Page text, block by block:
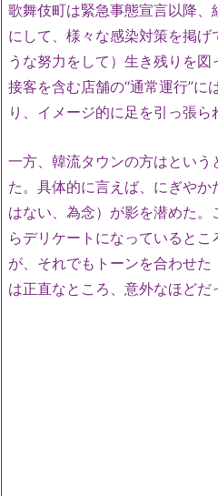
歌舞伎町は緊急事態宣言以降
にして、様々な感染対策を掲げ
うな努力をして）生き残りを
接客を含む店舗の“通常運行”
り、イメージ的に足を引っ張ら
一方、韓流タウンの方はという
た。具体的に言えば、にぎや
はない、為念）が影を潜めた
らデリケートになっていると
が、それでもトーンを合わせた
は正直なところ、意外なほどだ